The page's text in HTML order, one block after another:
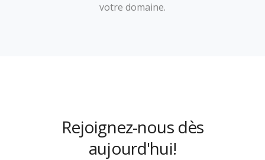
votre domaine.
Rejoignez-nous dès
aujourd'hui!